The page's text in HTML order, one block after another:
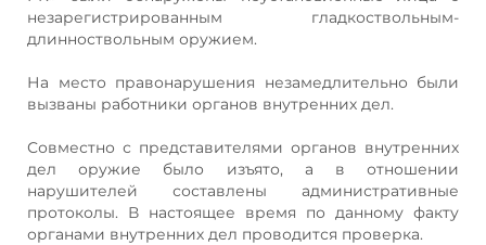
незарегистрированным гладкоствольным-
длинноствольным оружием.
На место правонарушения незамедлительно были
вызваны работники органов внутренних дел.
Совместно с представителями органов внутренних
дел оружие было изъято, а в отношении
нарушителей составлены административные
протоколы. В настоящее время по данному факту
органами внутренних дел проводится проверка.